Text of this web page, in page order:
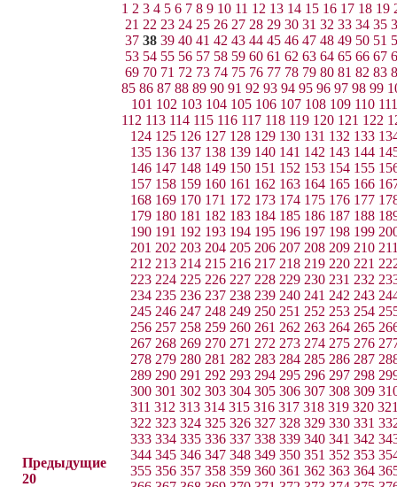
Предыдущие
20
1 2 3 4 5 6 7 8 9 10 11 12 13 14 15 16 17 18 19
21 22 23 24 25 26 27 28 29 30 31 32 33 34 35
37 38 39 40 41 42 43 44 45 46 47 48 49 50 51
53 54 55 56 57 58 59 60 61 62 63 64 65 66 67
69 70 71 72 73 74 75 76 77 78 79 80 81 82 83
85 86 87 88 89 90 91 92 93 94 95 96 97 98 99
101 102 103 104 105 106 107 108 109 110 111
112 113 114 115 116 117 118 119 120 121 122
124 125 126 127 128 129 130 131 132 133
135 136 137 138 139 140 141 142 143 144
146 147 148 149 150 151 152 153 154 155
157 158 159 160 161 162 163 164 165 166
168 169 170 171 172 173 174 175 176 177
179 180 181 182 183 184 185 186 187 188
190 191 192 193 194 195 196 197 198 199
201 202 203 204 205 206 207 208 209 210
212 213 214 215 216 217 218 219 220 221
223 224 225 226 227 228 229 230 231 232
234 235 236 237 238 239 240 241 242 243
245 246 247 248 249 250 251 252 253 254
256 257 258 259 260 261 262 263 264 265
267 268 269 270 271 272 273 274 275 276
278 279 280 281 282 283 284 285 286 287
289 290 291 292 293 294 295 296 297 298
300 301 302 303 304 305 306 307 308 309
311 312 313 314 315 316 317 318 319 320
322 323 324 325 326 327 328 329 330 331
333 334 335 336 337 338 339 340 341 342
344 345 346 347 348 349 350 351 352 353
355 356 357 358 359 360 361 362 363 364